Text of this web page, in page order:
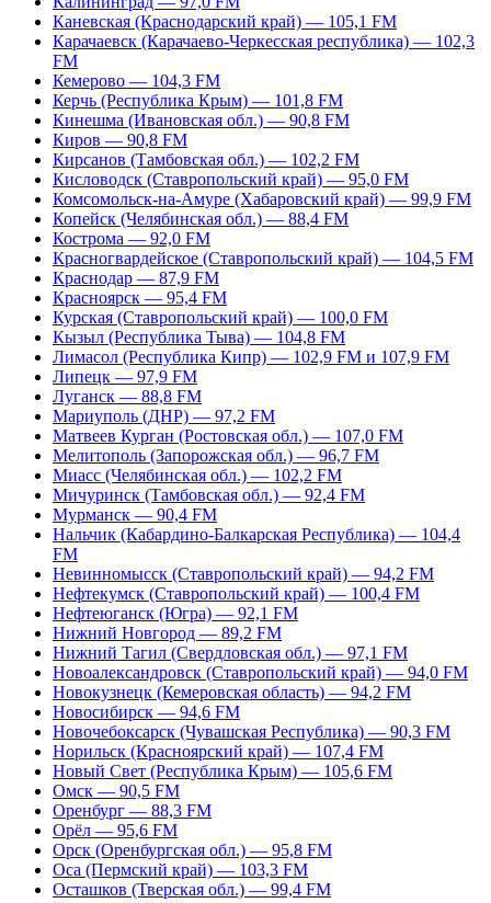
Каневская (Краснодарский край) — 105,1 FM
Карачаевск (Карачаево-Черкесская республика) — 102,3
FM
Кемерово — 104,3 FM
Керчь (Республика Крым) — 101,8 FM
Кинешма (Ивановская обл.) — 90,8 FM
Киров — 90,8 FM
Кирсанов (Тамбовская обл.) — 102,2 FM
Кисловодск (Ставропольский край) — 95,0 FM
Комсомольск-на-Амуре (Хабаровский край) — 99,9 FM
Копейск (Челябинская обл.) — 88,4 FM
Кострома — 92,0 FM
Красногвардейское (Ставропольский край) — 104,5 FM
Краснодар — 87,9 FM
Красноярск — 95,4 FM
Курская (Ставропольский край) — 100,0 FM
Кызыл (Республика Тыва) — 104,8 FM
Лимасол (Республика Кипр) — 102,9 FM и 107,9 FM
Липецк — 97,9 FM
Луганск — 88,8 FM
Мариуполь (ДНР) — 97,2 FM
Матвеев Курган (Ростовская обл.) — 107,0 FM
Мелитополь (Запорожская обл.) — 96,7 FM
Миасс (Челябинская обл.) — 102,2 FM
Мичуринск (Тамбовская обл.) — 92,4 FM
Мурманск — 90,4 FM
Нальчик (Кабардино-Балкарская Республика) — 104,4
FM
Невинномысск (Ставропольский край) — 94,2 FM
Нефтекумск (Ставропольский край) — 100,4 FM
Нефтеюганск (Югра) — 92,1 FM
Нижний Новгород — 89,2 FM
Нижний Тагил (Свердловская обл.) — 97,1 FM
Новоалександровск (Ставропольский край) — 94,0 FM
Новокузнецк (Кемеровская область) — 94,2 FM
Новосибирск — 94,6 FM
Новочебоксарск (Чувашская Республика) — 90,3 FM
Норильск (Красноярский край) — 107,4 FM
Новый Свет (Республика Крым) — 105,6 FM
Омск — 90,5 FM
Оренбург — 88,3 FM
Орёл — 95,6 FM
Орск (Оренбургская обл.) — 95,8 FM
Оса (Пермский край) — 103,3 FM
Осташков (Тверская обл.) — 99,4 FM